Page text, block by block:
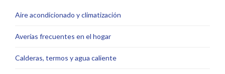
Aire acondicionado y climatización
Averías frecuentes en el hogar
Calderas, termos y agua caliente